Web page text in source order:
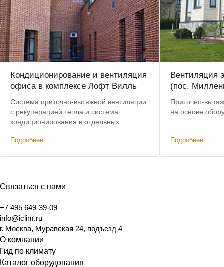
Кондиционирование и вентиляция
офиса в комплексе Лофт Вилль
Система приточно-вытяжной вентиляции
с рекуперацией тепла и система
кондиционирования в отдельных
Подробнее
Вентиляция
(пос.
Приточно-
на основе
Подробнее
Связаться с нами
+7 495 649-39-09
info@iclim.ru
г. Москва, Муравская 24, подъезд 4
О компании
Гид по климату
Каталог оборудования